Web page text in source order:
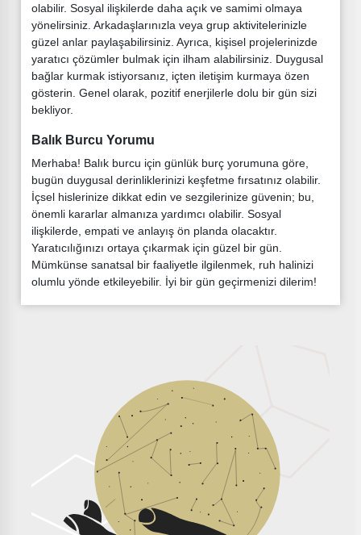
olabilir. Sosyal ilişkilerde daha açık ve samimi olmaya
yönelirsiniz. Arkadaşlarınızla veya grup aktivitelerinizle
güzel anlar paylaşabilirsiniz. Ayrıca, kişisel projelerinizde
yaratıcı çözümler bulmak için ilham alabilirsiniz. Duygusal
bağlar kurmak istiyorsanız, içten iletişim kurmaya özen
gösterin. Genel olarak, pozitif enerjilerle dolu bir gün sizi
bekliyor.
Balık Burcu Yorumu
Merhaba! Balık burcu için günlük burç yorumuna göre,
bugün duygusal derinliklerinizi keşfetme fırsatınız olabilir.
İçsel hislerinize dikkat edin ve sezgilerinize güvenin; bu,
önemli kararlar almanıza yardımcı olabilir. Sosyal
ilişkilerde, empati ve anlayış ön planda olacaktır.
Yaratıcılığınızı ortaya çıkarmak için güzel bir gün.
Mümkünse sanatsal bir faaliyetle ilgilenmek, ruh halinizi
olumlu yönde etkileyebilir. İyi bir gün geçirmenizi dilerim!